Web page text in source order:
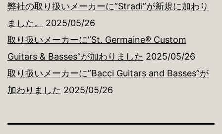
弊社の取り扱いメーカーに”Stradi”が新規に加わり
ました。
2025/05/26
取り扱いメーカーに”St. Germaine® Custom
Guitars & Basses”が加わりました 2025/05/26
取り扱いメーカーに”Bacci Guitars and Basses”が
加わりました 2025/05/26